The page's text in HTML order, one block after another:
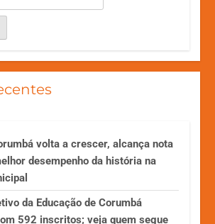
volta a crescer, alcança nota
desempenho da história na
da Educação de Corumbá
592 inscritos; veja quem segue